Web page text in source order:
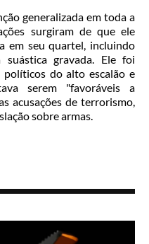
generalizada em toda a
surgiram de que ele
em seu quartel, incluindo
gravada. Ele foi
políticos do alto escalão e
serem "favoráveis a
acusações de terrorismo,
sobre armas.